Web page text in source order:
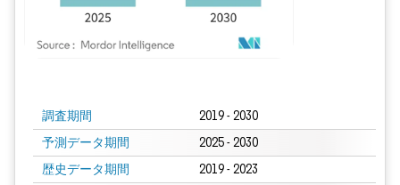
調査期間 2019 - 2030
予測データ期間 2025 - 2030
歴史データ期間 2019 - 2023